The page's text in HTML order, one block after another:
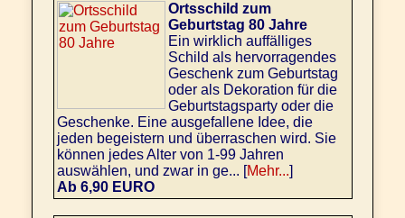
Ortsschild zum
Geburtstag 80 Jahre
Ein wirklich auffälliges
Schild als hervorragendes
Geschenk zum Geburtstag
oder als Dekoration für die
Geburtstagsparty oder die
Geschenke. Eine ausgefallene Idee, die
jeden begeistern und überraschen wird. Sie
können jedes Alter von 1-99 Jahren
auswählen, und zwar in ge... [Mehr...]
Ab 6,90 EURO